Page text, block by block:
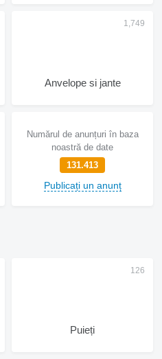
Anvelope si jante
Numărul de anunțuri în baza
noastră de date
131.413
Publicați un anunț
Puieți